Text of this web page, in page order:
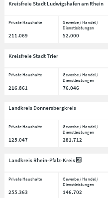
Kreisfreie Stadt Ludwigshafen am Rhein
Private Haushalte
Gewerbe / Handel /
Dienstleistungen
211.069 52.000
Kreisfreie Stadt Trier
Private Haushalte
Gewerbe / Handel /
Dienstleistungen
216.861 76.046
Landkreis Donnersbergkreis
Private Haushalte
Gewerbe / Handel /
Dienstleistungen
125.047 281.712
Landkreis Rhein-Pfalz-Kreis
Private Haushalte
Gewerbe / Handel /
Dienstleistungen
255.363 146.702